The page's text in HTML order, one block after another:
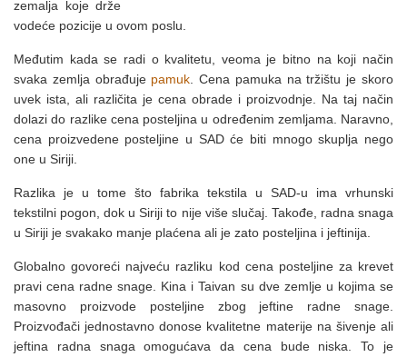
zemalja koje drže
vodeće pozicije u ovom poslu.
Međutim kada se radi o kvalitetu, veoma je bitno na koji način
svaka zemlja obrađuje pamuk . Cena pamuka na tržištu je skoro
uvek ista, ali različita je cena obrade i proizvodnje. Na taj način
dolazi do razlike cena posteljina u određenim zemljama. Naravno,
cena proizvedene posteljine u SAD će biti mnogo skuplja nego
one u Siriji.
Razlika je u tome što fabrika tekstila u SAD-u ima vrhunski
tekstilni pogon, dok u Siriji to nije više slučaj. Takođe, radna snaga
u Siriji je svakako manje plaćena ali je zato posteljina i jeftinija.
Globalno govoreći najveću razliku kod cena posteljine za krevet
pravi cena radne snage. Kina i Taivan su dve zemlje u kojima se
masovno proizvode posteljine zbog jeftine radne snage.
Proizvođači jednostavno donose kvalitetne materije na šivenje ali
jeftina radna snaga omogućava da cena bude niska. To je